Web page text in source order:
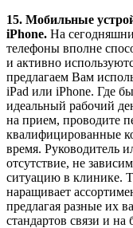
15. Мобильные
iPhone. На
телефоны вполне
и активно
предлагаем Вам
iPad или iPhone. Где
идеальный рабочий
на прием, проводите
квалифицированные
время. Руководитель
отсутствие, не
ситуацию в клинике.
наращивает
предлагая разные их
стандартов связи и